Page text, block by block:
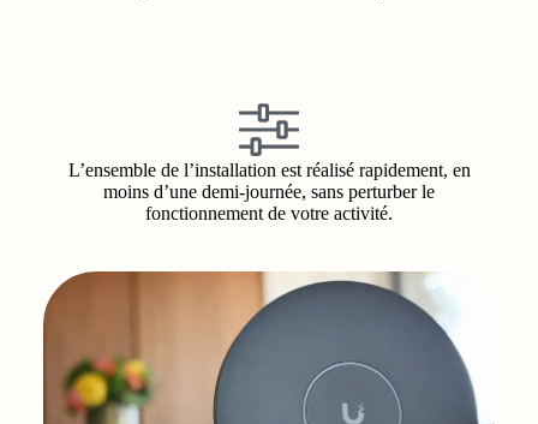
L’ensemble de l’installation est réalisé rapidement, en
moins d’une demi-journée, sans perturber le
fonctionnement de votre activité.